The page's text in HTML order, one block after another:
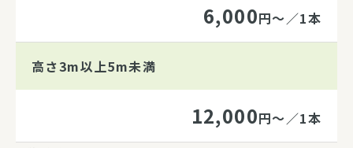
6,000円～／1本
高さ3m以上5m未満
12,000円～／1本